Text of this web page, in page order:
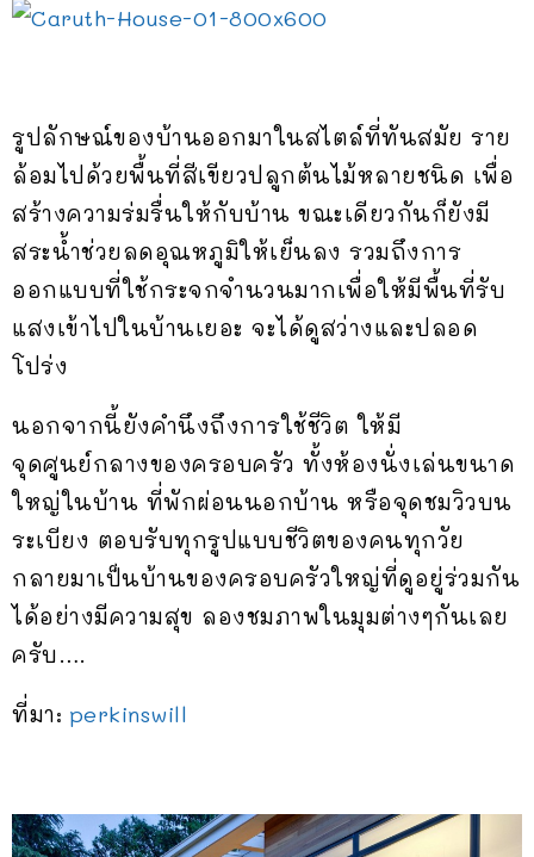
รูปลักษณ์ของบ้านออกมาในสไตล์ที่ทันสมัย ราย
ล้อมไปด้วยพื้นที่สีเขียวปลูกต้นไม้หลายชนิด เพื่อ
สร้างความร่มรื่นให้กับบ้าน ขณะเดียวกันก็ยังมี
สระน้ำช่วยลดอุณหภูมิให้เย็นลง รวมถึงการ
ออกแบบที่ใช้กระจกจำนวนมากเพื่อให้มีพื้นที่รับ
แสงเข้าไปในบ้านเยอะ จะได้ดูสว่างและปลอด
โปร่ง
นอกจากนี้ยังคำนึงถึงการใช้ชีวิต ให้มี
จุดศูนย์กลางของครอบครัว ทั้งห้องนั่งเล่นขนาด
ใหญ่ในบ้าน ที่พักผ่อนนอกบ้าน หรือจุดชมวิวบน
ระเบียง ตอบรับทุกรูปแบบชีวิตของคนทุกวัย
กลายมาเป็นบ้านของครอบครัวใหญ่ที่ดูอยู่ร่วมกัน
ได้อย่างมีความสุข ลองชมภาพในมุมต่างๆกันเลย
ครับ….
ที่มา: perkinswill